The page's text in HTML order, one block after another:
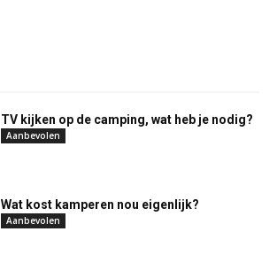
TV kijken op de camping, wat heb je nodig?
Aanbevolen
Wat kost kamperen nou eigenlijk?
Aanbevolen